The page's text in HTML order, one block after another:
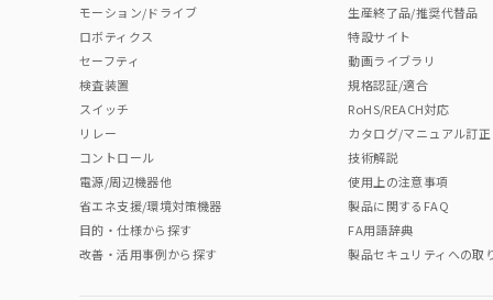
Pb Hg Cr(VI)
"対応済み"や非含有の記載がされた商品であっても、流通
非含有品が必要な際は、弊社営業部門もしくは販売店へお
モーション/ドライブ
ロボティクス
セーフティ
検査装置
スイッチ
リレー
コントロール
電源/周辺機器他
省エネ支援/環境対策機器
目的・仕様から探す
改善・活用事例から探す
生産終了品/推奨代替品
特設サイト
動画ライブラリ
規格認証/適合
RoHS/REACH対応
カタログ/マニュアル訂正
技術解説
使用上の注意事項
製品に関するFAQ
FA用語辞典
製品セキュリティへの取